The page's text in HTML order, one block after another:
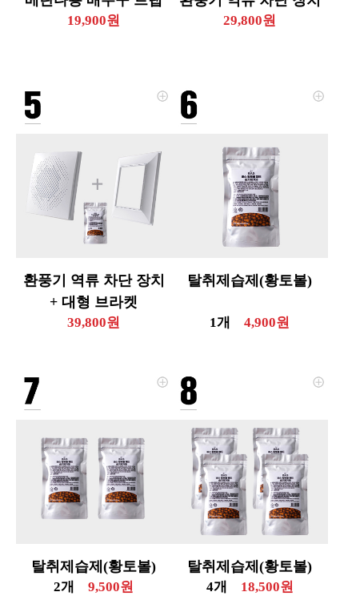
19,900원 29,800원
환풍기 역류 차단 장치
+ 대형 브라켓
39,800원
탈취제습제(황토볼)
1개4,900원
탈취제습제(황토볼)
2개9,500원
탈취제습제(황토볼)
4개 18,500원